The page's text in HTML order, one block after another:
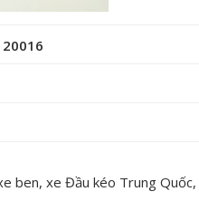
ben, xe Đầu kéo Trung